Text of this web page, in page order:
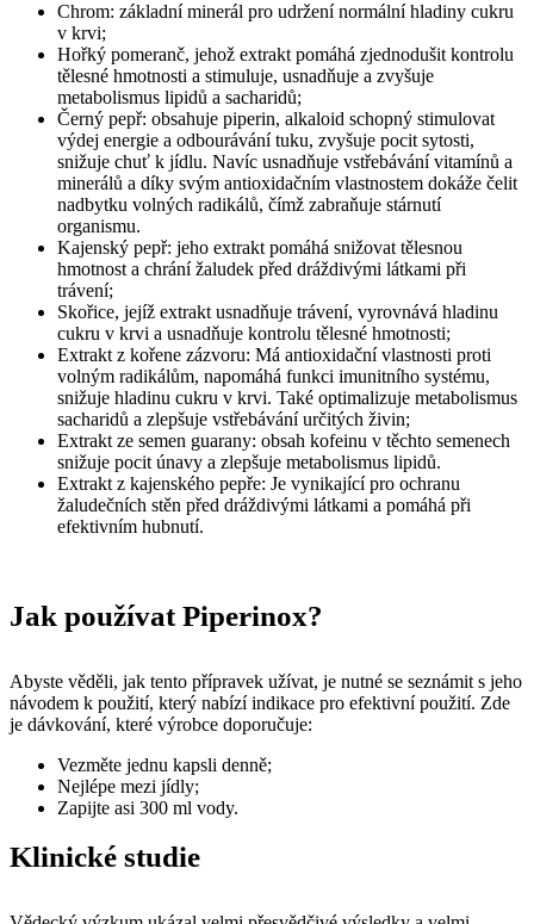
Chrom: základní minerál pro udržení normální hladiny cukru
v krvi;
Hořký pomeranč, jehož extrakt pomáhá zjednodušit kontrolu
tělesné hmotnosti a stimuluje, usnadňuje a zvyšuje
metabolismus lipidů a sacharidů;
Černý pepř: obsahuje piperin, alkaloid schopný stimulovat
výdej energie a odbourávání tuku, zvyšuje pocit sytosti,
snižuje chuť k jídlu. Navíc usnadňuje vstřebávání vitamínů a
minerálů a díky svým antioxidačním vlastnostem dokáže čelit
nadbytku volných radikálů, čímž zabraňuje stárnutí
organismu.
Kajenský pepř: jeho extrakt pomáhá snižovat tělesnou
hmotnost a chrání žaludek před dráždivými látkami při
trávení;
Skořice, jejíž extrakt usnadňuje trávení, vyrovnává hladinu
cukru v krvi a usnadňuje kontrolu tělesné hmotnosti;
Extrakt z kořene zázvoru: Má antioxidační vlastnosti proti
volným radikálům, napomáhá funkci imunitního systému,
snižuje hladinu cukru v krvi. Také optimalizuje metabolismus
sacharidů a zlepšuje vstřebávání určitých živin;
Extrakt ze semen guarany: obsah kofeinu v těchto semenech
snižuje pocit únavy a zlepšuje metabolismus lipidů.
Extrakt z kajenského pepře: Je vynikající pro ochranu
žaludečních stěn před dráždivými látkami a pomáhá při
efektivním hubnutí.
Jak používat Piperinox?
Abyste věděli, jak tento přípravek užívat, je nutné se seznámit s jeho
návodem k použití, který nabízí indikace pro efektivní použití. Zde
je dávkování, které výrobce doporučuje:
Vezměte jednu kapsli denně;
Nejlépe mezi jídly;
Zapijte asi 300 ml vody.
Klinické studie